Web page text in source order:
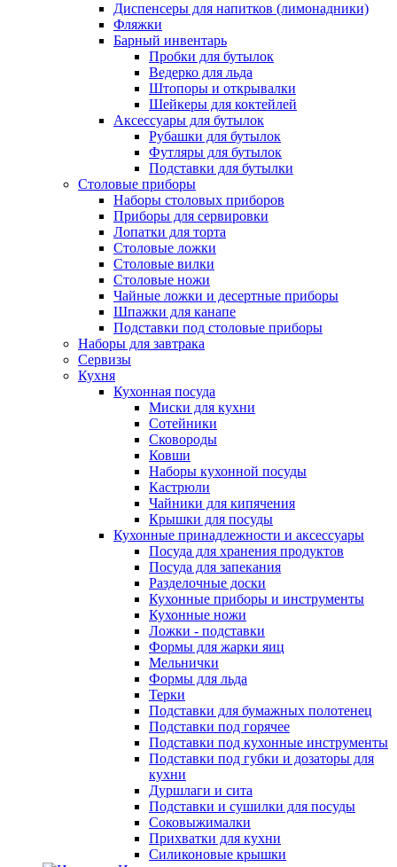
Диспенсеры для напитков (лимонадники)
Фляжки
Барный инвентарь
Пробки для бутылок
Ведерко для льда
Штопоры и открывалки
Шейкеры для коктейлей
Аксессуары для бутылок
Рубашки для бутылок
Футляры для бутылок
Подставки для бутылки
Столовые приборы
Наборы столовых приборов
Приборы для сервировки
Лопатки для торта
Столовые ложки
Столовые вилки
Столовые ножи
Чайные ложки и десертные приборы
Шпажки для канапе
Подставки под столовые приборы
Наборы для завтрака
Сервизы
Кухня
Кухонная посуда
Миски для кухни
Сотейники
Сковороды
Ковши
Наборы кухонной посуды
Кастрюли
Чайники для кипячения
Крышки для посуды
Кухонные принадлежности и аксессуары
Посуда для хранения продуктов
Посуда для запекания
Разделочные доски
Кухонные приборы и инструменты
Кухонные ножи
Ложки - подставки
Формы для жарки яиц
Мельнички
Формы для льда
Терки
Подставки для бумажных полотенец
Подставки под горячее
Подставки под кухонные инструменты
Подставки под губки и дозаторы для
кухни
Дуршлаги и сита
Подставки и сушилки для посуды
Соковыжималки
Прихватки для кухни
Силиконовые крышки